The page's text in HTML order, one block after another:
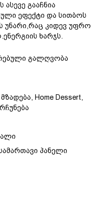
ასევე გააჩნია
ეფექტი და სითბოს
უნარი,რაც კიდევ უფრო
ხარჯს.
გალღვობა
Home Dessert,
პანელი